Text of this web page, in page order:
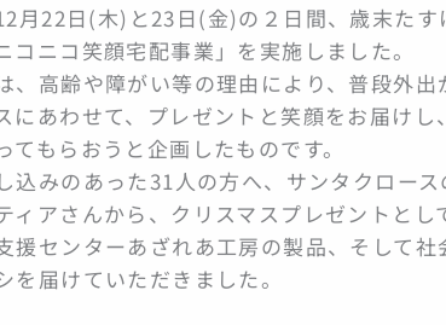
月22日(木)と23日(金)の２日間、歳末たす
コニコ笑顔宅配事業」を実施しました。
、高齢や障がい等の理由により、普段外
にあわせて、プレゼントと笑顔をお届けし
てもらおうと企画したものです。
込みのあった31人の方へ、サンタクロー
ィアさんから、クリスマスプレゼントとし
援センターあざれあ工房の製品、そして社
を届けていただきました。